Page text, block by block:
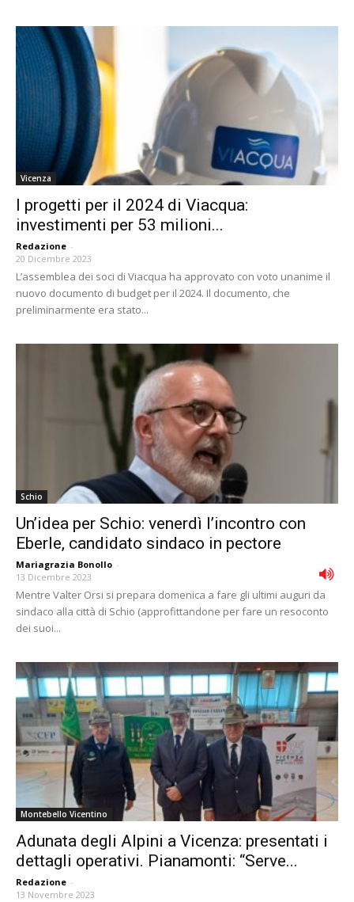
Vicenza
I progetti per il 2024 di Viacqua:
investimenti per 53 milioni...
Redazione -
20 Dicembre 2023
L’assemblea dei soci di Viacqua ha approvato con voto unanime il
nuovo documento di budget per il 2024. Il documento, che
preliminarmente era stato...
Schio
Un’idea per Schio: venerdì l’incontro con
Eberle, candidato sindaco in pectore
Mariagrazia Bonollo -
13 Dicembre 2023
Mentre Valter Orsi si prepara domenica a fare gli ultimi auguri da
sindaco alla città di Schio (approfittandone per fare un resoconto
dei suoi...
Montebello Vicentino
Adunata degli Alpini a Vicenza: presentati i
dettagli operativi. Pianamonti: “Serve...
Redazione -
13 Novembre 2023